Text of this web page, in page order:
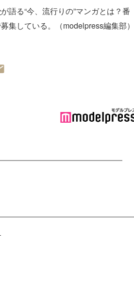
が語る“今、流行りの”マンガとは？番
集している。（modelpress編集部）